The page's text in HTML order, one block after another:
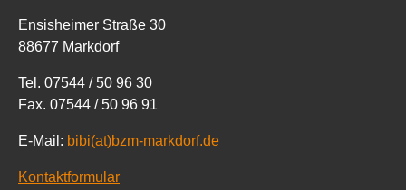
Ensisheimer Straße 30
88677 Markdorf
Tel. 07544 / 50 96 30
Fax. 07544 / 50 96 91
E-Mail: bibi(at)bzm-markdorf.de
Kontaktformular